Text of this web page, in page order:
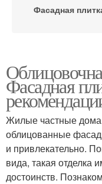
Фасадная
Клинкерная
Керамическая
Фасадная
Жилые частные дома
облицованные
и привлекательно.
вида, такая отделка
достоинств.